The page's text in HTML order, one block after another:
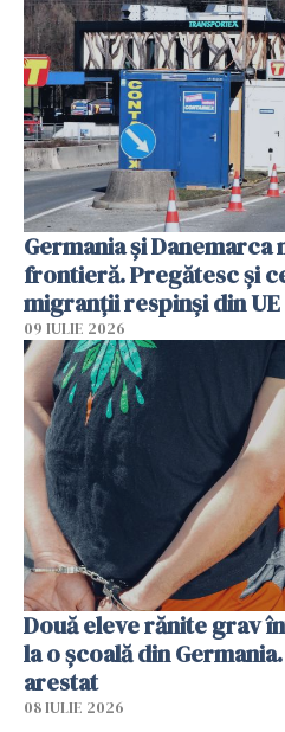
Germania și
frontieră. Pregătesc și
migranții respinși din UE
09 IULIE 2026
Două eleve rănite grav
la o școală din
arestat
08 IULIE 2026